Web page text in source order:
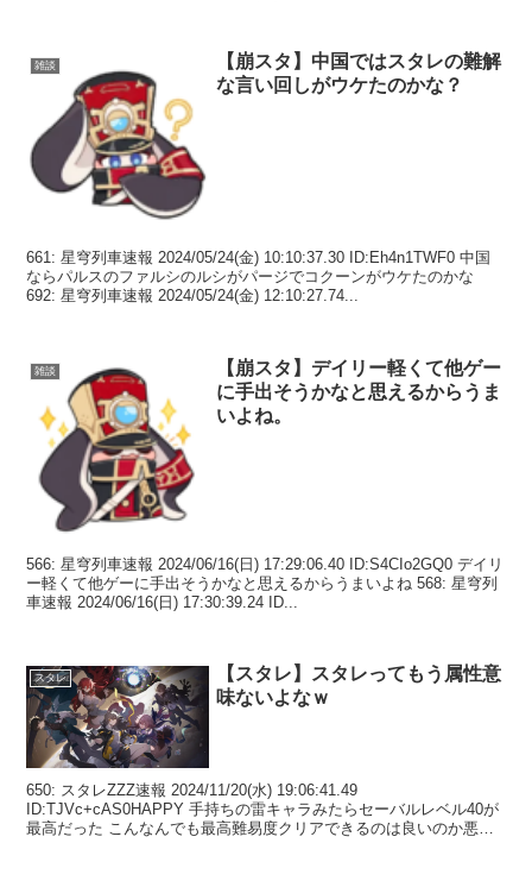
雑談
【崩スタ】中国ではスタレの難解
な言い回しがウケたのかな？
661: 星穹列車速報 2024/05/24(金) 10:10:37.30 ID:Eh4n1TWF0 中国
ならパルスのファルシのルシがパージでコクーンがウケたのかな
692: 星穹列車速報 2024/05/24(金) 12:10:27.74...
雑談
【崩スタ】デイリー軽くて他ゲー
に手出そうかなと思えるからうま
いよね。
566: 星穹列車速報 2024/06/16(日) 17:29:06.40 ID:S4CIo2GQ0 デイリ
ー軽くて他ゲーに手出そうかなと思えるからうまいよね 568: 星穹列
車速報 2024/06/16(日) 17:30:39.24 ID...
スタレ
【スタレ】スタレってもう属性意
味ないよなｗ
650: スタレZZZ速報 2024/11/20(水) 19:06:41.49
ID:TJVc+cAS0HAPPY 手持ちの雷キャラみたらセーバルレベル40が
最高だった こんなんでも最高難易度クリアできるのは良いのか悪い